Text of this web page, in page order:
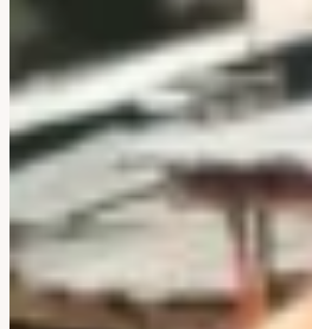
Bali & Indonésie
Cambodge
Laos
Thaïlande
Vietnam